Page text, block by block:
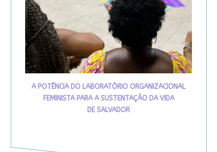
A POTÊNCIA DO LABORATÓRIO ORGANIZACIONAL
FEMINISTA PARA A SUSTENTAÇÃO DA VIDA
DE SALVADOR